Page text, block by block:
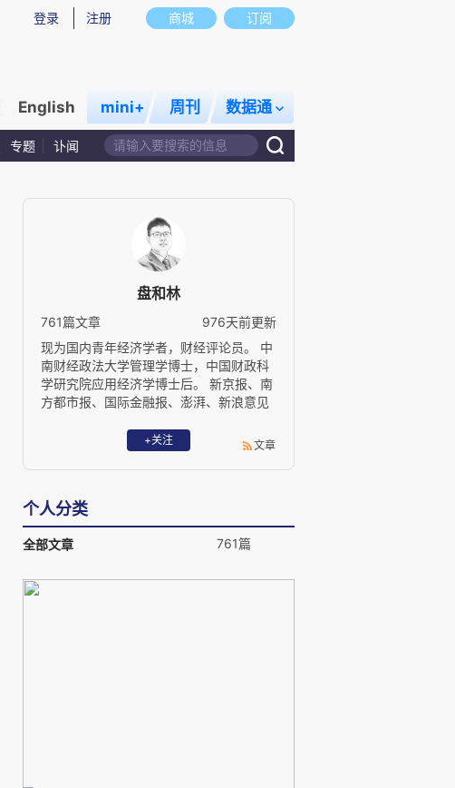
商城 订阅
登录 注册
English mini+ 周刊 数据通
专题 讣闻
盘和林
761篇文章
976天前更新
现为国内青年经济学者，财经评论员。 中
南财经政法大学管理学博士，中国财政科
学研究院应用经济学博士后。 新京报、南
方都市报、国际金融报、澎湃、新浪意见
研究院、网易研究局特约专家。 曾出版
《从需求到供给侧改革》、《企业服务创
新及其绩效研究》、《地方旅游产业发展
文集《微言论见》。
+关注 文章
个人分类
全部文章 761篇